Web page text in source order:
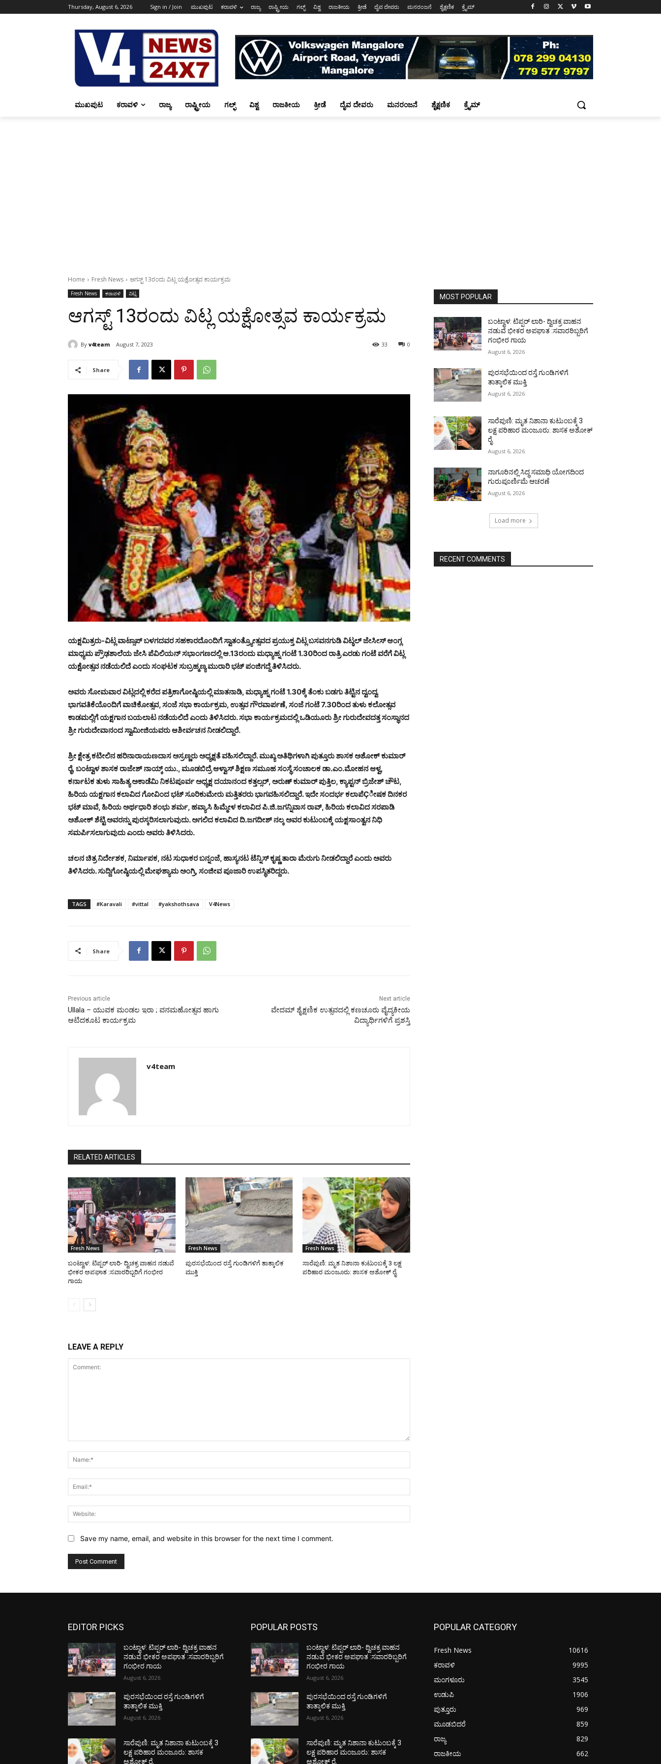
Thursday, August 6, 2026 Sign in / Join ಮುಖಪುಟ ಕರಾವಳಿ ರಾಜ್ಯ ರಾಷ್ಟ್ರೀಯ ಗಲ್ಫ್ ವಿಶ್ವ ರಾಜಕೀಯ ಕ್ರೀಡೆ ದೈವ ದೇವರು ಮನರಂಜನೆ ಶೈಕ್ಷಣಿಕ ಕ್ರೈಮ್
ಮುಖಪುಟ ಕರಾವಳಿ ರಾಜ್ಯ ರಾಷ್ಟ್ರೀಯ ಗಲ್ಫ್ ವಿಶ್ವ ರಾಜಕೀಯ ಕ್ರೀಡೆ ದೈವ ದೇವರು ಮನರಂಜನೆ ಶೈಕ್ಷಣಿಕ ಕ್ರೈಮ್
Home Fresh News ಆಗಸ್ಟ್ 13ರಂದು ವಿಟ್ಲ ಯಕ್ಷೋತ್ಸವ ಕಾರ್ಯಕ್ರಮ
Fresh News ಕರಾವಳಿ ವಿಟ್ಲ
ಆಗಸ್ಟ್ 13ರಂದು ವಿಟ್ಲ ಯಕ್ಷೋತ್ಸವ ಕಾರ್ಯಕ್ರಮ
By v4team August 7, 2023 0
33
Share
ಯಕ್ಷಮಿತ್ರರು-ವಿಟ್ಲ ವಾಟ್ಸಾಪ್ ಬಳಗದವರ ಸಹಕಾರದೊಂದಿಗೆ ಸ್ವಾತಂತ್ರ್ಯೋತ್ಸವದ ಪ್ರಯುಕ್ತ ವಿಟ್ಲ ಬಸವನಗುಡಿ ವಿಟ್ಠಲ್ ಜೇಸೀಸ್ ಆಂಗ್ಲ
ಮಾಧ್ಯಮ ಪ್ರೌಢಶಾಲೆಯ ಜೇಸಿ ಪೆವಿಲಿಯನ್ ಸಭಾಂಗಣದಲ್ಲಿ ಆ.13ರಂದು ಮಧ್ಯಾಹ್ನ ಗಂಟೆ 1.30ರಿಂದ ರಾತ್ರಿ ಎರಡು ಗಂಟೆ ವರೆಗೆ ವಿಟ್ಲ
ಯಕ್ಷೋತ್ಸವ ನಡೆಯಲಿದೆ ಎಂದು ಸಂಘಟಕ ಸುಬ್ರಹ್ಮಣ್ಯ ಮುರಾರಿ ಭಟ್ ಪಂಜಿಗದ್ದೆ ತಿಳಿಸಿದರು.
ಅವರು ಸೋಮವಾರ ವಿಟ್ಲದಲ್ಲಿ ಕರೆದ ಪತ್ರಿಕಾಗೋಷ್ಠಿಯಲ್ಲಿ ಮಾತನಾಡಿ, ಮಧ್ಯಾಹ್ನ ಗಂಟೆ 1.30ಕ್ಕೆ ತೆಂಕು ಬಡಗು ತಿಟ್ಟಿನ ದ್ವಂದ್ವ
ಭಾಗವತಿಕೆಯೊಂದಿಗೆ ವಾಚಿಕೋತ್ಸವ, ಸಂಜೆ ಸಭಾ ಕಾರ್ಯಕ್ರಮ, ಉತ್ಸವ ಗೌರವಾರ್ಪಣೆ, ಸಂಜೆ ಗಂಟೆ 7.30ರಿಂದ ತುಳು ಕಲೋತ್ಸವ
ಕಾಡಮಲ್ಲಿಗೆ ಯಕ್ಷಗಾನ ಬಯಲಾಟ ನಡೆಯಲಿದೆ ಎಂದು ತಿಳಿಸಿದರು. ಸಭಾ ಕಾರ್ಯಕ್ರಮದಲ್ಲಿ ಒಡಿಯೂರು ಶ್ರೀ ಗುರುದೇವದತ್ತ ಸಂಸ್ಥಾನದ
ಶ್ರೀ ಗುರುದೇವಾನಂದ ಸ್ವಾಮೀಜಿಯವರು ಆಶೀರ್ವಚನ ನೀಡಲಿದ್ದಾರೆ.
ಶ್ರೀ ಕ್ಷೇತ್ರ ಕಟೀಲಿನ ಹರಿನಾರಾಯಣದಾಸ ಅಸ್ರಣ್ಣರು ಅಧ್ಯಕ್ಷತೆ ವಹಿಸಲಿದ್ದಾರೆ. ಮುಖ್ಯ ಅತಿಥಿಗಳಾಗಿ ಪುತ್ತೂರು ಶಾಸಕ ಅಶೋಕ್ ಕುಮಾರ್
ರೈ, ಬಂಟ್ವಾಳ ಶಾಸಕ ರಾಜೇಶ್ ನಾಯ್ಕ್ ಯು., ಮೂಡಬಿದ್ರೆ ಆಳ್ವಾಸ್ ಶಿಕ್ಷಣ ಸಮೂಹ ಸಂಸ್ಥೆ ಸಂಚಾಲಕ ಡಾ.ಎಂ.ಮೋಹನ ಆಳ್ವ,
ಕರ್ನಾಟಕ ತುಳು ಸಾಹಿತ್ಯ ಅಕಾಡೆಮಿ ನಿಕಟಪೂರ್ವ ಅಧ್ಯಕ್ಷ ದಯಾನಂದ ಕತ್ತಲ್ಸರ್, ಅರುಣ್ ಕುಮಾರ್ ಪುತ್ತಿಲ, ಕ್ಯಾಪ್ಟನ್ ಬ್ರಿಜೇಶ್ ಚೌಟ,
ಹಿರಿಯ ಯಕ್ಷಗಾನ ಕಲಾವಿದ ಗೋವಿಂದ ಭಟ್ ಸೂರಿಕುಮೇರು ಮತ್ತಿತರರು ಭಾಗವಹಿಸಲಿದ್ದಾರೆ. ಇದೇ ಸಂದರ್ಭ ಕಲಾಪೆÇೀಷಕ ದಿನಕರ
ಭಟ್ ಮಾವೆ, ಹಿರಿಯ ಅರ್ಥಧಾರಿ ಶಂಭು ಶರ್ಮ, ಹವ್ಯಾಸಿ ಹಿಮ್ಮೇಳ ಕಲಾವಿದ ಪಿ.ಜಿ.ಜಗನ್ನಿವಾಸ ರಾವ್, ಹಿರಿಯ ಕಲಾವಿದ ಸರಪಾಡಿ
ಅಶೋಕ್ ಶೆಟ್ಟಿ ಅವರನ್ನು ಪುರಸ್ಕರಿಸಲಾಗುವುದು. ಅಗಲಿದ ಕಲಾವಿದ ದಿ.ಜಗದೀಶ್ ನಲ್ಕ ಅವರ ಕುಟುಂಬಕ್ಕೆ ಯಕ್ಷಸಾಂತ್ವನ ನಿಧಿ
ಸಮರ್ಪಿಸಲಾಗುವುದು ಎಂದು ಅವರು ತಿಳಿಸಿದರು.
ಚಲನ ಚಿತ್ರ ನಿರ್ದೇಶಕ, ನಿರ್ಮಾಪಕ, ನಟ ಸುಧಾಕರ ಬನ್ನಂಜೆ, ಹಾಸ್ಯನಟ ಟೆನ್ನಿಸ್ ಕೃಷ್ಣ ತಾರಾ ಮೆರುಗು ನೀಡಲಿದ್ದಾರೆ ಎಂದು ಅವರು
ತಿಳಿಸಿದರು. ಸುದ್ದಿಗೋಷ್ಠಿಯಲ್ಲಿ ಮೇಘಶ್ಯಾಮ ಅಂಗ್ರಿ, ಸಂಜೀವ ಪೂಜಾರಿ ಉಪಸ್ಥಿತರಿದ್ದರು.
TAGS #Karavali #vittal #yakshothsava V4News
Share
Previous article
Ullala – ಯುವಕ ಮಂಡಲ ಇರಾ ; ವನಮಹೋತ್ಸವ ಹಾಗು
ಆಟಿದಕೂಟ ಕಾರ್ಯಕ್ರಮ
Next article
ವೇದಮ್ ಶೈಕ್ಷಣಿಕ ಉತ್ಸವದಲ್ಲಿ ಕಣಚೂರು ವೈದ್ಯಕೀಯ
ವಿದ್ಯಾರ್ಥಿಗಳಿಗೆ ಪ್ರಶಸ್ತಿ
v4team
RELATED ARTICLES
Fresh News
ಬಂಟ್ವಾಳ: ಟಿಪ್ಪರ್ ಲಾರಿ- ದ್ವಿಚಕ್ರ ವಾಹನ ನಡುವೆ
ಭೀಕರ ಅಪಘಾತ :ಸವಾರರಿಬ್ಬರಿಗೆ ಗಂಭೀರ
ಗಾಯ
Fresh News
ಪುರಸಭೆಯಿಂದ ರಸ್ತೆ ಗುಂಡಿಗಳಿಗೆ ತಾತ್ಕಾಲಿಕ
ಮುಕ್ತಿ
Fresh News
ಸಾರೆಪುಣಿ: ಮೃತ ನಿಶಾನಾ ಕುಟುಂಬಕ್ಕೆ 3 ಲಕ್ಷ
ಪರಿಹಾರ ಮಂಜೂರು: ಶಾಸಕ ಅಶೋಕ್ ರೈ
LEAVE A REPLY
Save my name, email, and website in this browser for the next time I comment.
MOST POPULAR
ಬಂಟ್ವಾಳ: ಟಿಪ್ಪರ್ ಲಾರಿ- ದ್ವಿಚಕ್ರ ವಾಹನ
ನಡುವೆ ಭೀಕರ ಅಪಘಾತ :ಸವಾರರಿಬ್ಬರಿಗೆ
ಗಂಭೀರ ಗಾಯ
August 6, 2026
ಪುರಸಭೆಯಿಂದ ರಸ್ತೆ ಗುಂಡಿಗಳಿಗೆ
ತಾತ್ಕಾಲಿಕ ಮುಕ್ತಿ
August 6, 2026
ಸಾರೆಪುಣಿ: ಮೃತ ನಿಶಾನಾ ಕುಟುಂಬಕ್ಕೆ 3
ಲಕ್ಷ ಪರಿಹಾರ ಮಂಜೂರು: ಶಾಸಕ ಅಶೋಕ್
ರೈ
August 6, 2026
ನಾಗೂರಿನಲ್ಲಿ ಸಿದ್ಧ ಸಮಾಧಿ ಯೋಗದಿಂದ
ಗುರುಪೂರ್ಣಿಮೆ ಆಚರಣೆ
August 6, 2026
Load more
RECENT COMMENTS
EDITOR PICKS
ಬಂಟ್ವಾಳ: ಟಿಪ್ಪರ್ ಲಾರಿ- ದ್ವಿಚಕ್ರ ವಾಹನ
ನಡುವೆ ಭೀಕರ ಅಪಘಾತ :ಸವಾರರಿಬ್ಬರಿಗೆ
ಗಂಭೀರ ಗಾಯ
August 6, 2026
ಪುರಸಭೆಯಿಂದ ರಸ್ತೆ ಗುಂಡಿಗಳಿಗೆ
ತಾತ್ಕಾಲಿಕ ಮುಕ್ತಿ
August 6, 2026
ಸಾರೆಪುಣಿ: ಮೃತ ನಿಶಾನಾ ಕುಟುಂಬಕ್ಕೆ 3
ಲಕ್ಷ ಪರಿಹಾರ ಮಂಜೂರು: ಶಾಸಕ
ಅಶೋಕ್ ರೈ
POPULAR POSTS
ಬಂಟ್ವಾಳ: ಟಿಪ್ಪರ್ ಲಾರಿ- ದ್ವಿಚಕ್ರ ವಾಹನ
ನಡುವೆ ಭೀಕರ ಅಪಘಾತ :ಸವಾರರಿಬ್ಬರಿಗೆ
ಗಂಭೀರ ಗಾಯ
August 6, 2026
ಪುರಸಭೆಯಿಂದ ರಸ್ತೆ ಗುಂಡಿಗಳಿಗೆ
ತಾತ್ಕಾಲಿಕ ಮುಕ್ತಿ
August 6, 2026
ಸಾರೆಪುಣಿ: ಮೃತ ನಿಶಾನಾ ಕುಟುಂಬಕ್ಕೆ 3
ಲಕ್ಷ ಪರಿಹಾರ ಮಂಜೂರು: ಶಾಸಕ
ಅಶೋಕ್ ರೈ
POPULAR CATEGORY
Fresh News
10616
ಕರಾವಳಿ
9995
ಮಂಗಳೂರು
3545
ಉಡುಪಿ
1906
ಪುತ್ತೂರು
969
ಮೂಡಬಿದರೆ
859
ರಾಜ್ಯ
829
ರಾಜಕೀಯ
662